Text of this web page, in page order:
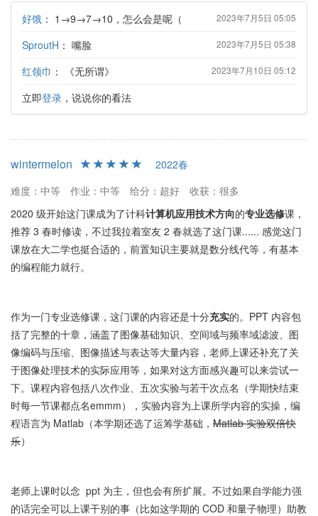
好饿 ： 1→9→7→10，怎么会是呢（ 2023年7月5日 05:05
SproutH ： 嘴脸 2023年7月5日 05:38
红领巾 ： 《无所谓》 2023年7月10日 05:12
立即登录 ，说说你的看法
wintermelon
2022春
难度：中等
作业：中等 给分：超好
收获：很多
2020 级开始这门课成为了计科计算机应用技术方向的专业选修课，
推荐 3 春时修读，不过我拉着室友 2 春就选了这门课...... 感觉这门
课放在大二学也挺合适的，前置知识主要就是数分线代等，有基本
的编程能力就行。
作为一门专业选修课，这门课的内容还是十分充实的。PPT 内容包
括了完整的十章，涵盖了图像基础知识、空间域与频率域滤波、图
像编码与压缩、图像描述与表达等大量内容，老师上课还补充了关
于图像处理技术的实际应用等，如果对这方面感兴趣可以来尝试一
下。课程内容包括八次作业、五次实验与若干次点名（学期快结束
时每一节课都点名emmm），实验内容为上课所学内容的实操，编
程语言为 Matlab（本学期还选了运筹学基础， Matlab 实验双倍快
乐）
老师上课时以念 ppt 为主，但也会有所扩展。不过如果自学能力强
的话完全可以上课干别的事（比如这学期的 COD 和量子物理）助教